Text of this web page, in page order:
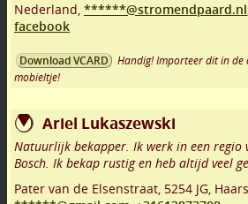
Nederland, ******@stromendpaard.nl
facebook
Download VCARD
Handig! Importeer dit in de
mobieltje!
Ariel Lukaszewski
Natuurlijk bekapper. Ik werk in een regio
Bosch. Ik bekap rustig en heb altijd veel
Pater van de Elsenstraat, 5254 JG,